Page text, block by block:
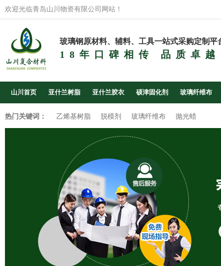
欢迎光临青岛山川物资有限公司网站！
玻璃钢原材料、辅料、工具一站式采购定制平
18年口碑相传 品质卓越
山川首页 亚什兰树脂 亚什兰胶衣 硕津固化剂 玻璃纤维布
热门关键词： 乙烯基树脂 脱模剂 玻璃纤维布 抛光蜡